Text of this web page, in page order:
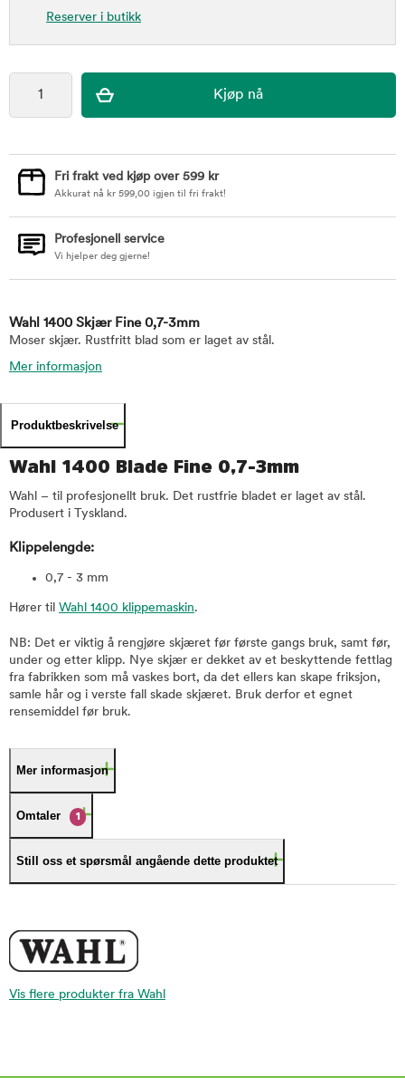
Reserver i butikk
Fri frakt ved kjøp over 599 kr
Akkurat nå kr 599,00 igjen til fri frakt!
Profesjonell service
Vi hjelper deg gjerne!
Wahl 1400 Skjær Fine 0,7-3mm
Moser skjær. Rustfritt blad som er laget av stål.
Mer informasjon
Produktbeskrivelse
Wahl 1400 Blade Fine 0,7-3mm
Wahl – til profesjonellt bruk. Det rustfrie bladet er laget av stål.
Produsert i Tyskland.
Klippelengde:
0,7 - 3 mm
Hører til Wahl 1400 klippemaskin.
NB: Det er viktig å rengjøre skjæret før første gangs bruk, samt før,
under og etter klipp. Nye skjær er dekket av et beskyttende fettlag
fra fabrikken som må vaskes bort, da det ellers kan skape friksjon,
samle hår og i verste fall skade skjæret. Bruk derfor et egnet
rensemiddel før bruk.
Mer informasjon
Omtaler 1
Still oss et spørsmål angående dette produktet
Vis flere produkter fra Wahl